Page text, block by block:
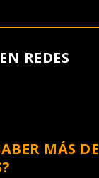
REDES
MÁS DE